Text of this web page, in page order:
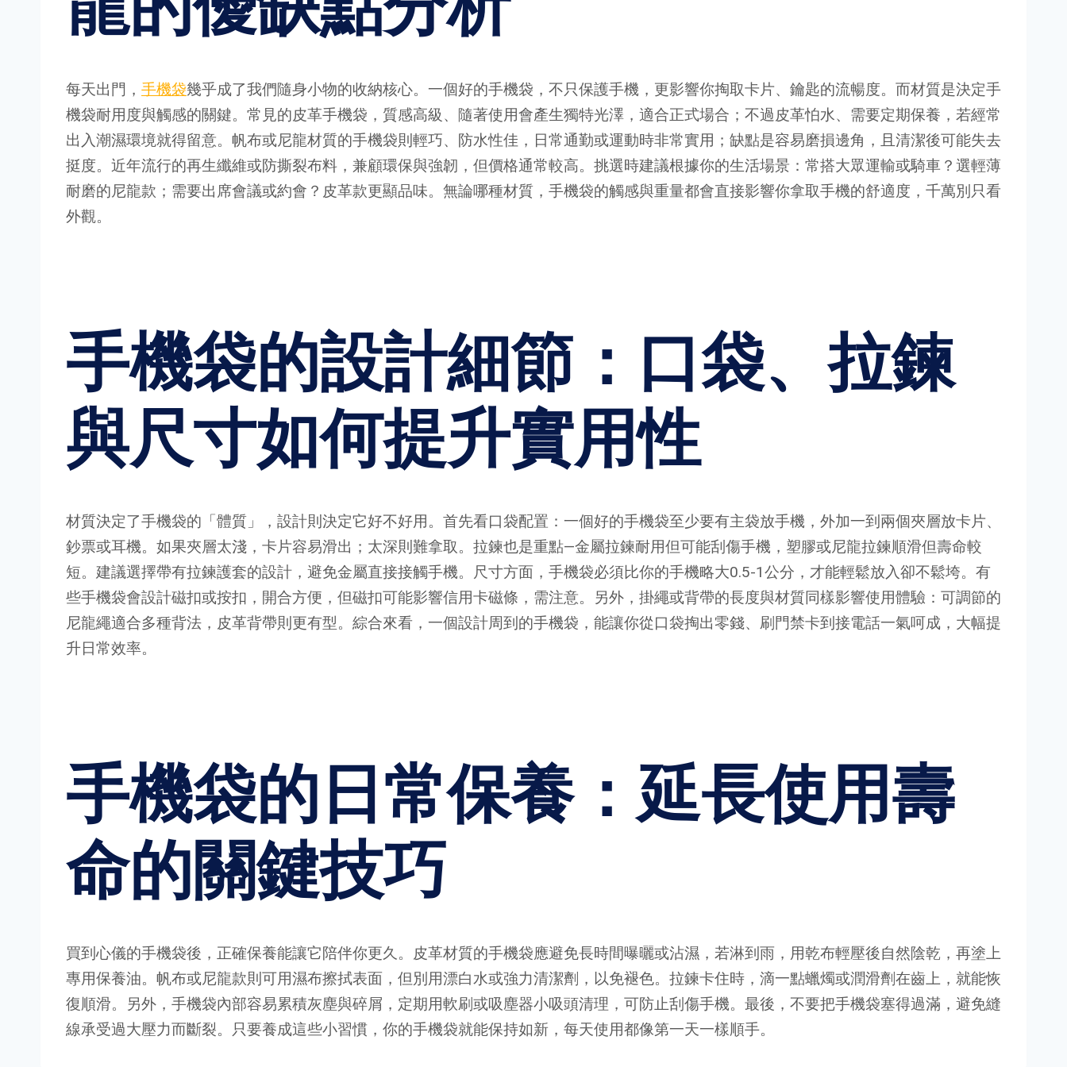
每天出門， 手機袋幾乎成了我們隨身小物的收納核心。一個好的手機袋，不只保護手機，更影響你掏取卡片、鑰匙的流暢度。而材質是決定手
機袋耐用度與觸感的關鍵。常見的皮革手機袋，質感高級、隨著使用會產生獨特光澤，適合正式場合；不過皮革怕水、需要定期保養，若經常
出入潮濕環境就得留意。帆布或尼龍材質的手機袋則輕巧、防水性佳，日常通勤或運動時非常實用；缺點是容易磨損邊角，且清潔後可能失去
挺度。近年流行的再生纖維或防撕裂布料，兼顧環保與強韌，但價格通常較高。挑選時建議根據你的生活場景：常搭大眾運輸或騎車？選輕薄
耐磨的尼龍款；需要出席會議或約會？皮革款更顯品味。無論哪種材質，手機袋的觸感與重量都會直接影響你拿取手機的舒適度，千萬別只看
外觀。
手機袋的設計細節：口袋、拉鍊
與尺寸如何提升實用性
材質決定了手機袋的「體質」，設計則決定它好不好用。首先看口袋配置：一個好的手機袋至少要有主袋放手機，外加一到兩個夾層放卡片、
鈔票或耳機。如果夾層太淺，卡片容易滑出；太深則難拿取。拉鍊也是重點—金屬拉鍊耐用但可能刮傷手機，塑膠或尼龍拉鍊順滑但壽命較
短。建議選擇帶有拉鍊護套的設計，避免金屬直接接觸手機。尺寸方面，手機袋必須比你的手機略大0.5-1公分，才能輕鬆放入卻不鬆垮。有
些手機袋會設計磁扣或按扣，開合方便，但磁扣可能影響信用卡磁條，需注意。另外，掛繩或背帶的長度與材質同樣影響使用體驗：可調節的
尼龍繩適合多種背法，皮革背帶則更有型。綜合來看，一個設計周到的手機袋，能讓你從口袋掏出零錢、刷門禁卡到接電話一氣呵成，大幅提
升日常效率。
手機袋的日常保養：延長使用壽
命的關鍵技巧
買到心儀的手機袋後，正確保養能讓它陪伴你更久。皮革材質的手機袋應避免長時間曝曬或沾濕，若淋到雨，用乾布輕壓後自然陰乾，再塗上
專用保養油。帆布或尼龍款則可用濕布擦拭表面，但別用漂白水或強力清潔劑，以免褪色。拉鍊卡住時，滴一點蠟燭或潤滑劑在齒上，就能恢
復順滑。另外，手機袋內部容易累積灰塵與碎屑，定期用軟刷或吸塵器小吸頭清理，可防止刮傷手機。最後，不要把手機袋塞得過滿，避免縫
線承受過大壓力而斷裂。只要養成這些小習慣，你的手機袋就能保持如新，每天使用都像第一天一樣順手。